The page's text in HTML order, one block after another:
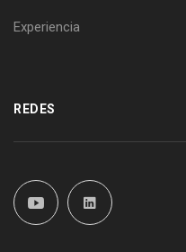
Experiencia
REDES